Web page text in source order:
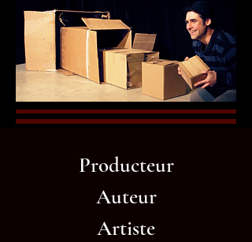
Producteur
Auteur
Artiste